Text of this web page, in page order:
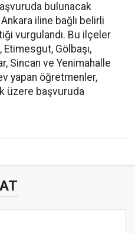
bulunacak
iline bağlı belirli
vurgulandı. Bu ilçeler
Etimesgut, Gölbaşı,
Sincan ve Yenimahalle
yapan öğretmenler,
üzere başvuruda